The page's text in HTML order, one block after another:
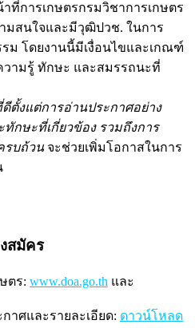
ที่การเกษตรกรมวิชาการเกษตร
มสนใจและมีวุฒิปวช. ในการ
ม โดยงานนี้มีเงื่อนไขและเกณฑ์
วามรู้ ทักษะ และสมรรถนะที่
ดีตั้งแต่การอ่านประกาศอย่าง
กษะที่เกี่ยวข้อง รวมถึงการ
รบถ้วน จะช่วยเพิ่มโอกาสในการ
สมัคร
ตร: www.doa.go.th และ
าศและรายละเอียด: ดาวน์โหลด